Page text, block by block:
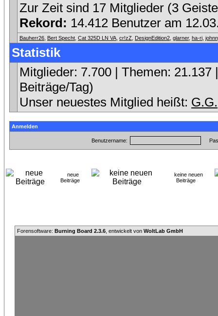
Zur Zeit sind 17 Mitglieder (3
Rekord: 14.412 Benutzer am
Bauherr26 Bert Specht Cat 325D LN VA cr!zZ DesignEdition2 glarner, ha-ri
Statistik
Mitglieder: 7.700 | Themen:
Beiträge/Tag)
Unser neuestes Mitglied heißt: G.G.
Anmelden
Benutzername:
neue
Beiträge
keine neuen
Beiträge
Forensoftware: Burning Board 2.3.6 , entwickelt von WoltLab GmbH